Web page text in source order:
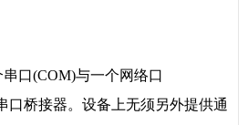
口(COM)与一个网络口
口桥接器。设备上无须另外提供通